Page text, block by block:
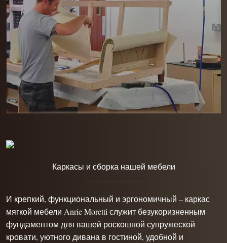
Каркасы и сборка нашей мебели
И крепкий, функциональный и эргономичный – каркас
мягкой мебели Anrie Moretti служит безукоризненным
фундаментом для вашей роскошной супружеской
кровати, уютного дивана в гостиной, удобной и